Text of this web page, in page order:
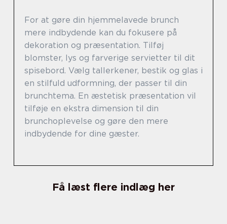
For at gøre din hjemmelavede brunch
mere indbydende kan du fokusere på
dekoration og præsentation. Tilføj
blomster, lys og farverige servietter til dit
spisebord. Vælg tallerkener, bestik og glas i
en stilfuld udformning, der passer til din
brunchtema. En æstetisk præsentation vil
tilføje en ekstra dimension til din
brunchoplevelse og gøre den mere
indbydende for dine gæster.
Få læst flere indlæg her